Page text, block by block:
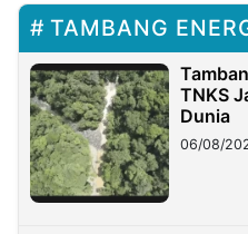
TAMBANG
TNKS
Dunia
06/08/